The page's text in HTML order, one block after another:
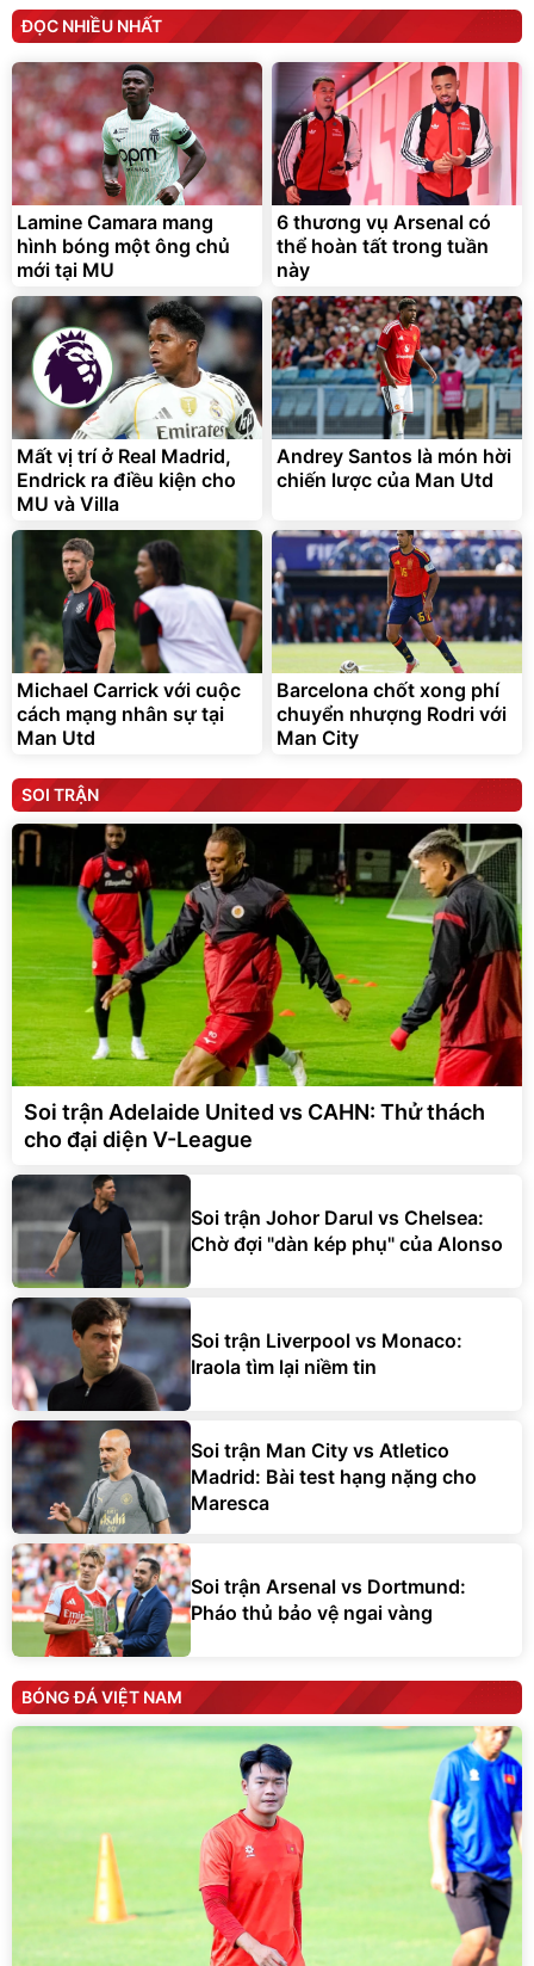
ĐỌC NHIỀU NHẤT
Lamine Camara mang
hình bóng một ông chủ
mới tại MU
6 thương vụ Arsenal có
thể hoàn tất trong tuần
này
Mất vị trí ở Real Madrid,
Endrick ra điều kiện cho
MU và Villa
Andrey Santos là món hời
chiến lược của Man Utd
Michael Carrick với cuộc
cách mạng nhân sự tại
Man Utd
Barcelona chốt xong phí
chuyển nhượng Rodri với
Man City
SOI TRẬN
Soi trận Adelaide United vs CAHN: Thử thách
cho đại diện V-League
Soi trận Johor Darul vs Chelsea:
Chờ đợi "dàn kép phụ" của Alonso
Soi trận Liverpool vs Monaco:
Iraola tìm lại niềm tin
Soi trận Man City vs Atletico
Madrid: Bài test hạng nặng cho
Maresca
Soi trận Arsenal vs Dortmund:
Pháo thủ bảo vệ ngai vàng
BÓNG ĐÁ VIỆT NAM